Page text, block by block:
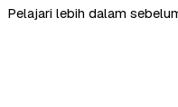
Pelajari lebih dalam